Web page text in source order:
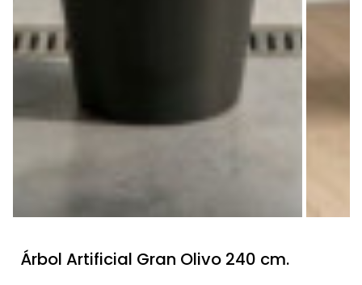
Árbol Artificial Gran Olivo 240 cm.